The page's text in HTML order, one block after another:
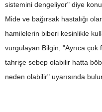
sistemini dengeliyor" diye
Mide ve bağırsak hastalığı
hamilelerin biberi kesinlikle
vurgulayan Bilgin, "Ayrıca çok
tahrişe sebep olabilir hatta
neden olabilir" uyarısında